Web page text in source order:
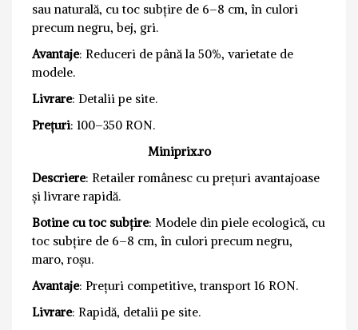
sau naturală, cu toc subțire de 6–8 cm, în culori
precum negru, bej, gri.
Avantaje: Reduceri de până la 50%, varietate de
modele.
Livrare: Detalii pe site.
Prețuri: 100–350 RON.
Miniprix.ro
Descriere: Retailer românesc cu prețuri avantajoase
și livrare rapidă.
Botine cu toc subțire: Modele din piele ecologică, cu
toc subțire de 6–8 cm, în culori precum negru,
maro, roșu.
Avantaje: Prețuri competitive, transport 16 RON.
Livrare: Rapidă, detalii pe site.